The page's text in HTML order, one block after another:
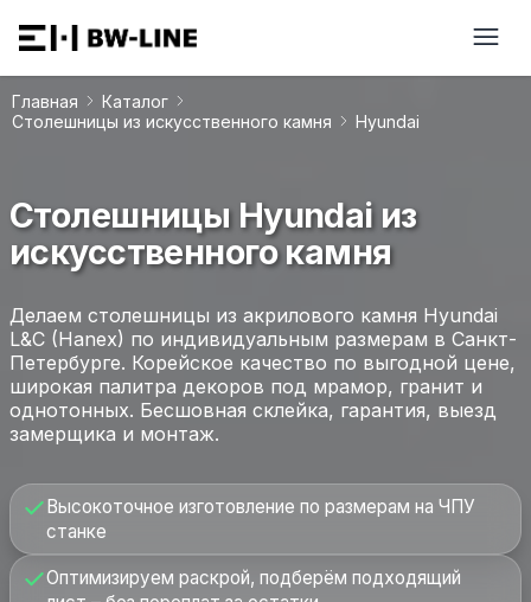
Главная
Каталог
Столешницы из искусственного камня
Hyundai
Столешницы Hyundai из
искусственного камня
Делаем столешницы из акрилового камня Hyundai
L&C (Hanex) по индивидуальным размерам в Санкт-
Петербурге. Корейское качество по выгодной цене,
широкая палитра декоров под мрамор, гранит и
однотонных. Бесшовная склейка, гарантия, выезд
замерщика и монтаж.
Высокоточное изготовление по размерам на ЧПУ
станке
Оптимизируем раскрой, подберём подходящий